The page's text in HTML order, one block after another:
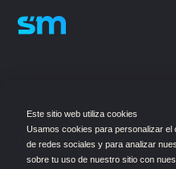
Este sitio web utiliza cookies
Usamos cookies para personalizar
de redes sociales y para analizar
sobre tu uso de nuestro sitio con
Política de